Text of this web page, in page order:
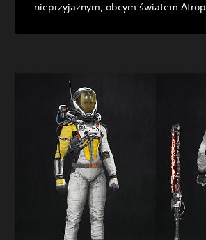
nieprzyjaznym, obcym światem